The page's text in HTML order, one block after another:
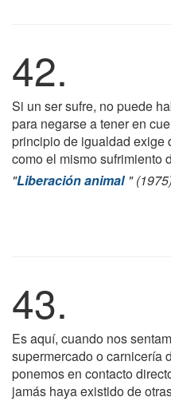
42.
Si un ser sufre, no puede
para negarse a tener en
principio de igualdad exige
como el mismo sufrimiento
"Liberación animal "
43.
Es aquí, cuando nos
supermercado o carnicería
ponemos en contacto
jamás haya existido de